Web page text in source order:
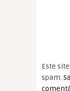
Este
spam.